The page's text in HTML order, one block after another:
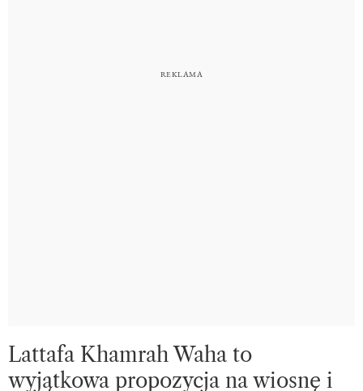
Lattafa Khamrah Waha to
wyjątkowa propozycja na wiosnę i